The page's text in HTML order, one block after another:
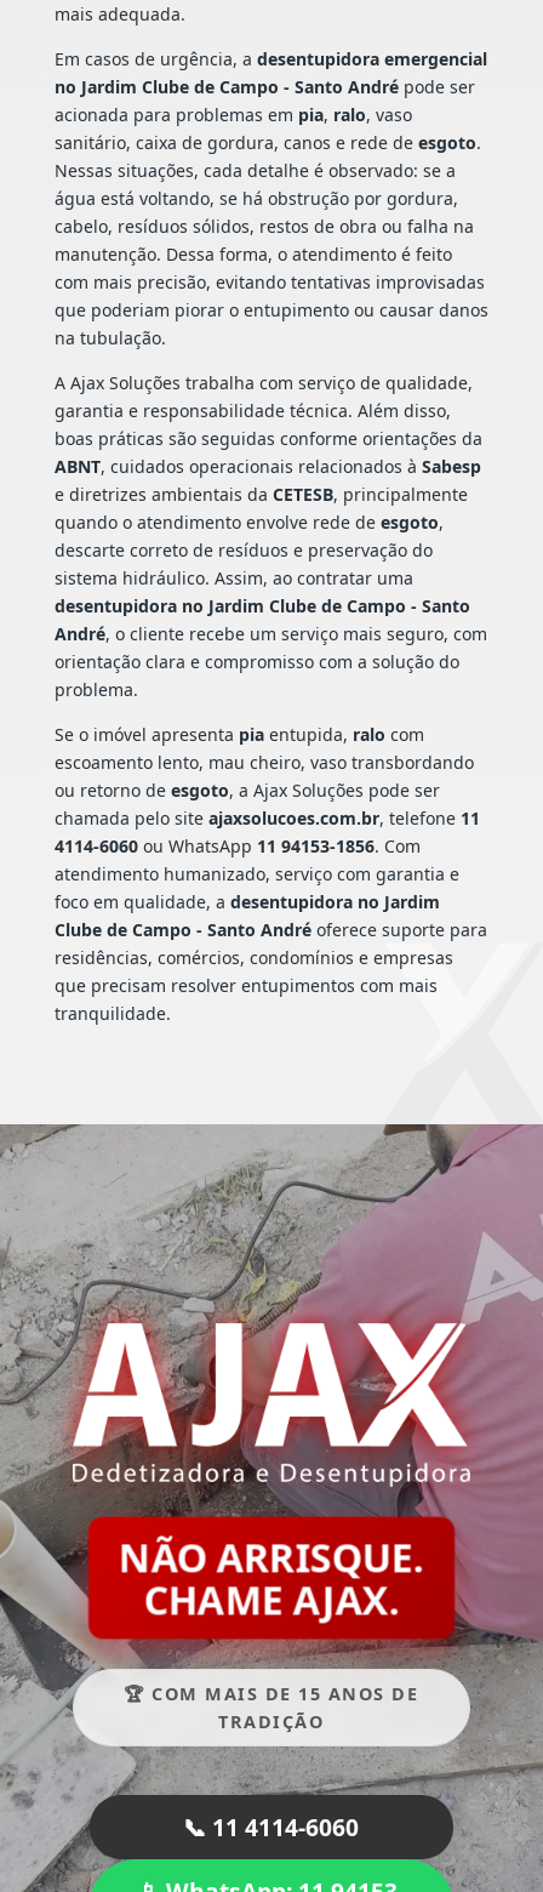
mais adequada.
Em casos de urgência, a desentupidora emergencial
no Jardim Clube de Campo - Santo Andrépode ser
acionada para problemas em pia, ralo, vaso
sanitário, caixa de gordura, canos e rede de esgoto.
Nessas situações, cada detalhe é observado: se a
água está voltando, se há obstrução por gordura,
cabelo, resíduos sólidos, restos de obra ou falha na
manutenção. Dessa forma, o atendimento é feito
com mais precisão, evitando tentativas improvisadas
que poderiam piorar o entupimento ou causar danos
na tubulação.
A Ajax Soluções trabalha com serviço de qualidade,
garantia e responsabilidade técnica. Além disso,
boas práticas são seguidas conforme orientações da
ABNT, cuidados operacionais relacionados à Sabesp
e diretrizes ambientais da CETESB, principalmente
quando o atendimento envolve rede de esgoto,
descarte correto de resíduos e preservação do
sistema hidráulico. Assim, ao contratar uma
desentupidora no Jardim Clube de Campo - Santo
André, o cliente recebe um serviço mais seguro, com
orientação clara e compromisso com a solução do
problema.
Se o imóvel apresenta piaentupida, ralo com
escoamento lento, mau cheiro, vaso transbordando
ou retorno de esgoto, a Ajax Soluções pode ser
chamada pelo site ajaxsolucoes.com.br, telefone 11
4114-6060ou WhatsApp 11 94153-1856. Com
atendimento humanizado, serviço com garantia e
foco em qualidade, a desentupidora no Jardim
Clube de Campo - Santo Andréoferece suporte para
residências, comércios, condomínios e empresas
que precisam resolver entupimentos com mais
tranquilidade.
NÃO ARRISQUE.
CHAME AJAX.
🏆 COM MAIS DE 15 ANOS DE
TRADIÇÃO
📞 11 4114-6060